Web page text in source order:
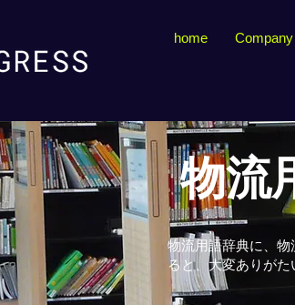
home
物流
物流用語辞典に、物
ると、大変ありがた